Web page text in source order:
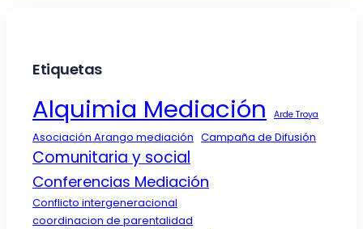
Etiquetas
Alquimia Mediación Arde Troya
Asociación Arango mediación Campaña de Difusión
Comunitaria y social
Conferencias Mediación
Conflicto intergeneracional
coordinacion de parentalidad